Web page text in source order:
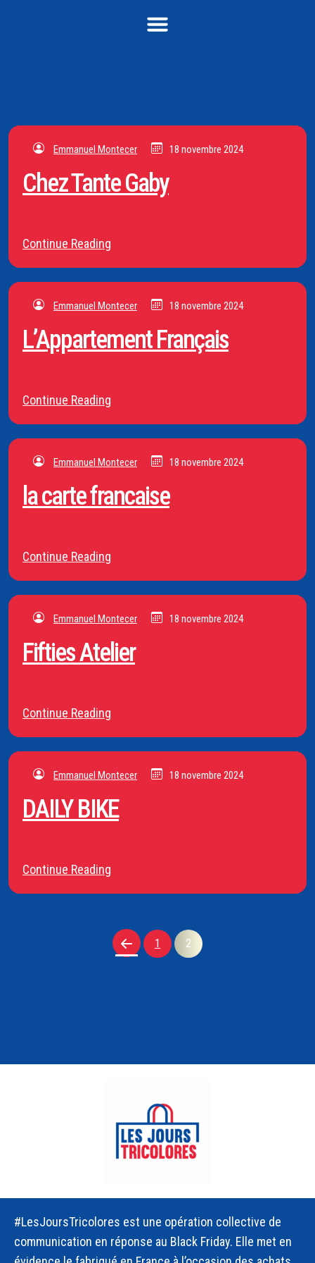
Emmanuel Montecer 18 novembre 2024
Chez Tante Gaby
Continue Reading
Emmanuel Montecer 18 novembre 2024
L’Appartement Français
Continue Reading
Emmanuel Montecer 18 novembre 2024
la carte francaise
Continue Reading
Emmanuel Montecer 18 novembre 2024
Fifties Atelier
Continue Reading
Emmanuel Montecer 18 novembre 2024
DAILY BIKE
Continue Reading
1 2
#LesJoursTricolores est une opération collective de
communication en réponse au Black Friday. Elle met en